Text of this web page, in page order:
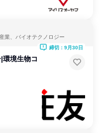
業、バイオテクノロジー
環境生物コ
締切：9月30日